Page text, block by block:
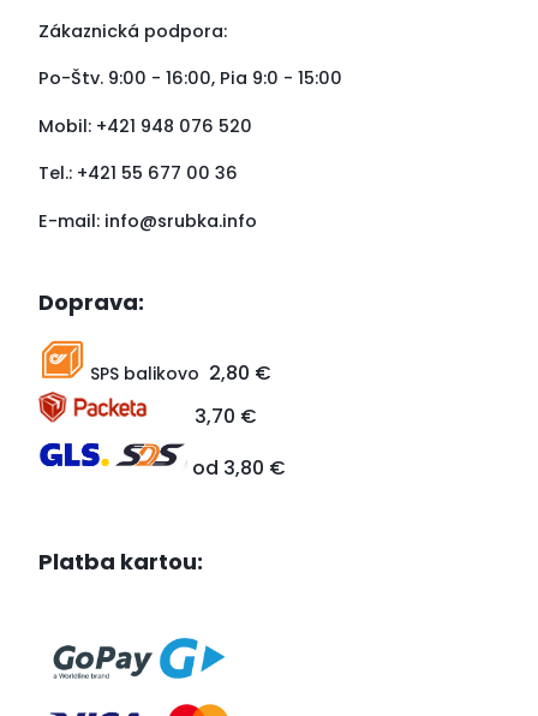
Zákaznická podpora:
Po-Štv. 9:00 - 16:00, Pia 9:0 - 15:00
Mobil: +421 948 076 520
Tel.: +421 55 677 00 36
E-mail: info@srubka.info
Doprava:
SPS balikovo 2,80 €
3,70 €
od 3,80 €
Platba kartou: